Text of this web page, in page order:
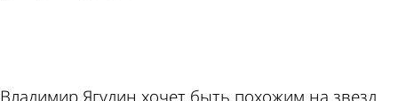
Владимир Ягудин хочет быть похожим на звезд